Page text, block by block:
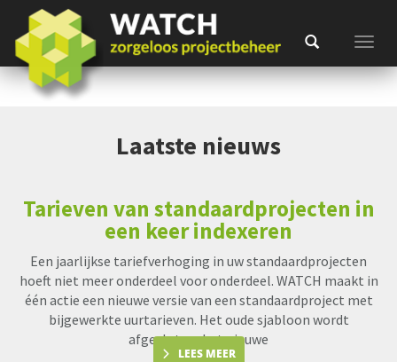
Laatste nieuws
Tarieven van standaardprojecten in
een keer indexeren
Een jaarlijkse tariefverhoging in uw standaardprojecten
hoeft niet meer onderdeel voor onderdeel. WATCH maakt in
één actie een nieuwe versie van een standaardproject met
bijgewerkte uurtarieven. Het oude sjabloon wordt
afgesloten, het nieuwe
LEES MEER